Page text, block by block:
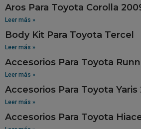
Aros Para Toyota Corolla
Leer más »
Body Kit Para Toyota Tercel
Leer más »
Accesorios Para Toyota
Leer más »
Accesorios Para Toyota Yaris
Leer más »
Accesorios Para Toyota